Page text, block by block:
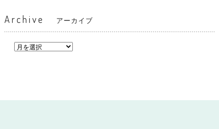
Archive アーカイブ